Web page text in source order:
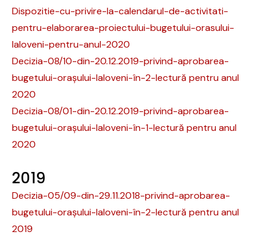
Dispozitie-cu-privire-la-calendarul-de-activitati-
pentru-elaborarea-proiectului-bugetului-orasului-
Ialoveni-pentru-anul-2020
Decizia-08/10-din-20.12.2019-privind-aprobarea-
bugetului-orașului-Ialoveni-în-2-lectură pentru anul
2020
Decizia-08/01-din-20.12.2019-privind-aprobarea-
bugetului-orașului-Ialoveni-în-1-lectură pentru anul
2020
2019
Decizia-05/09-din-29.11.2018-privind-aprobarea-
bugetului-orașului-Ialoveni-în-2-lectură pentru anul
2019